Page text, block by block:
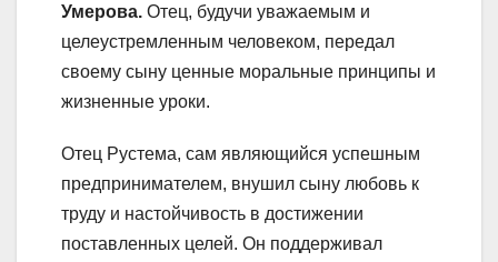
Умерова. Отец, будучи уважаемым и
целеустремленным человеком, передал
своему сыну ценные моральные принципы и
жизненные уроки.
Отец Рустема, сам являющийся успешным
предпринимателем, внушил сыну любовь к
труду и настойчивость в достижении
поставленных целей. Он поддерживал